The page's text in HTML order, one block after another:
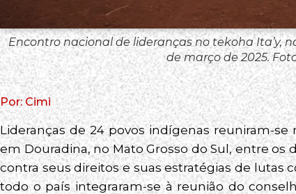
Encontro nacional de lideranças no tekoha Ita’y,
de março de 2025.
Por: Cimi
Lideranças de 24 povos indígenas reuniram-se
em Douradina, no Mato Grosso do Sul, entre os
contra seus direitos e suas estratégias de lutas
todo o país integraram-se à reunião do